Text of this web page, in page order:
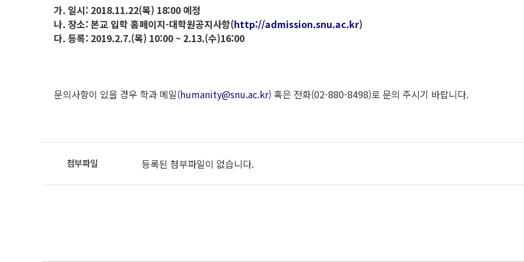
가. 일시: 2018.11.22(목) 18:00 예정
나. 장소: 본교 입학 홈페이지-대학원공지사항(http://admission.snu.ac.kr)
다. 등록: 2019.2.7.(목) 10:00 ~ 2.13.(수)16:00
문의사항이 있을 경우 학과 메일(humanity@snu.ac.kr) 혹은 전화(02-880-8498)로 문의 주시기 바랍니다.
등록된 첨부파일이 없습니다.